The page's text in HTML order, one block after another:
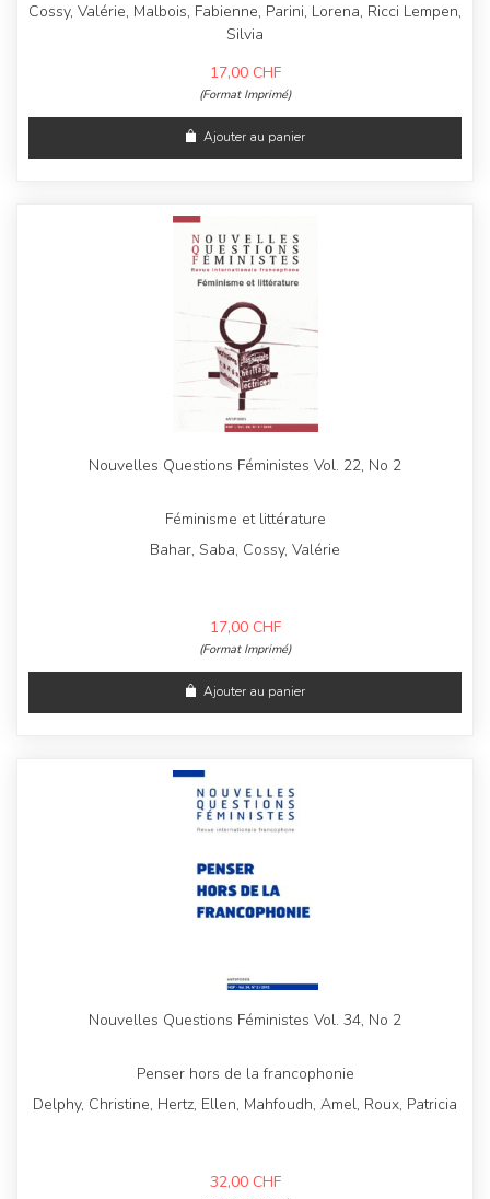
Cossy, Valérie, Malbois, Fabienne, Parini, Lorena, Ricci Lempen,
Silvia
17,00 CHF
(Format Imprimé)
Ajouter au panier
Nouvelles Questions Féministes Vol. 22, No 2
Féminisme et littérature
Bahar, Saba, Cossy, Valérie
17,00 CHF
(Format Imprimé)
Ajouter au panier
Nouvelles Questions Féministes Vol. 34, No 2
Penser hors de la francophonie
Delphy, Christine, Hertz, Ellen, Mahfoudh, Amel, Roux, Patricia
32,00 CHF